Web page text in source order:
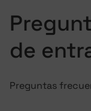
de
Preguntas